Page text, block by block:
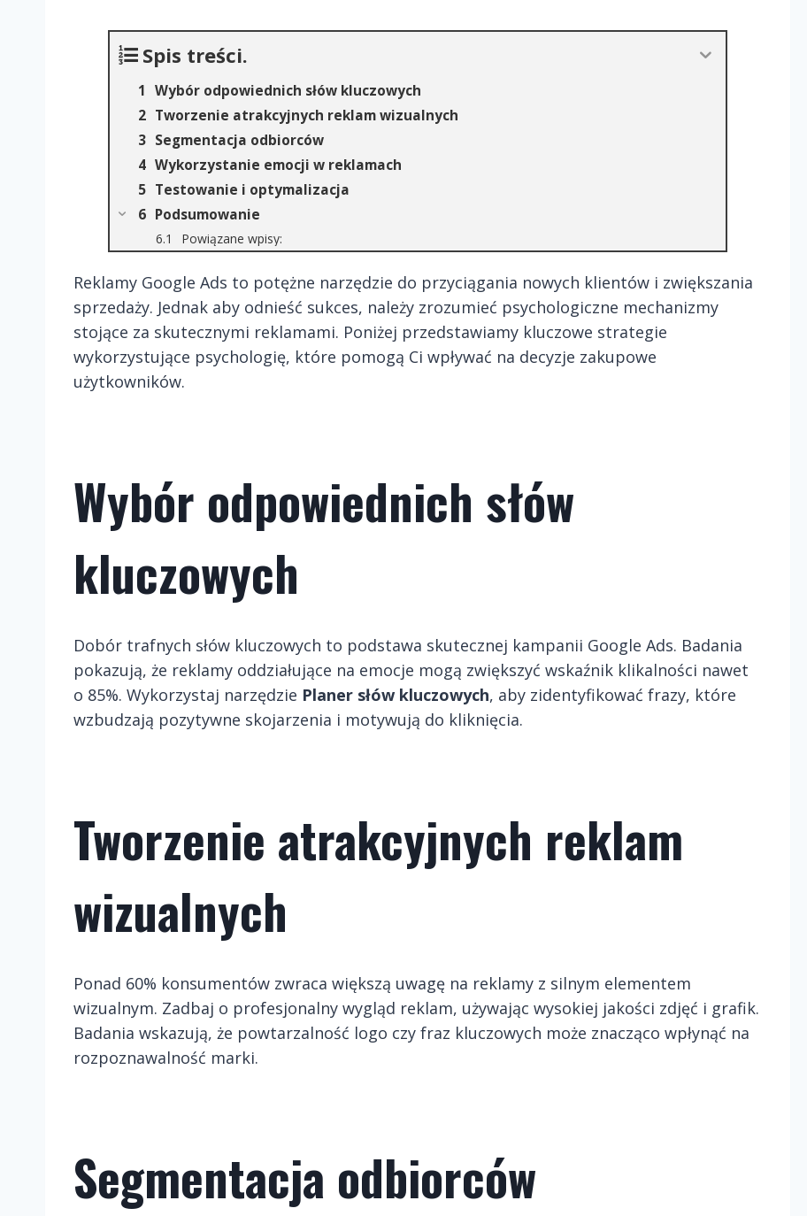
Spis treści.
Wybór odpowiednich słów kluczowych
Tworzenie atrakcyjnych reklam wizualnych
Segmentacja odbiorców
Wykorzystanie emocji w reklamach
Testowanie i optymalizacja
Podsumowanie
Powiązane wpisy:
Reklamy Google Ads to potężne narzędzie do przyciągania nowych klientów i zwiększania
sprzedaży. Jednak aby odnieść sukces, należy zrozumieć psychologiczne mechanizmy
stojące za skutecznymi reklamami. Poniżej przedstawiamy kluczowe strategie
wykorzystujące psychologię, które pomogą Ci wpływać na decyzje zakupowe
użytkowników.
Wybór odpowiednich słów
kluczowych
Dobór trafnych słów kluczowych to podstawa skutecznej kampanii Google Ads. Badania
pokazują, że reklamy oddziałujące na emocje mogą zwiększyć wskaźnik klikalności nawet
o 85%. Wykorzystaj narzędzie Planer słów kluczowych, aby zidentyfikować frazy, które
wzbudzają pozytywne skojarzenia i motywują do kliknięcia.
Tworzenie atrakcyjnych reklam
wizualnych
Ponad 60% konsumentów zwraca większą uwagę na reklamy z silnym elementem
wizualnym. Zadbaj o profesjonalny wygląd reklam, używając wysokiej jakości zdjęć i grafik.
Badania wskazują, że powtarzalność logo czy fraz kluczowych może znacząco wpłynąć na
rozpoznawalność marki.
Segmentacja odbiorców